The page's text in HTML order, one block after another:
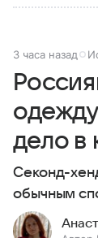
3 часа назад
дело в
Секонд-
обычным